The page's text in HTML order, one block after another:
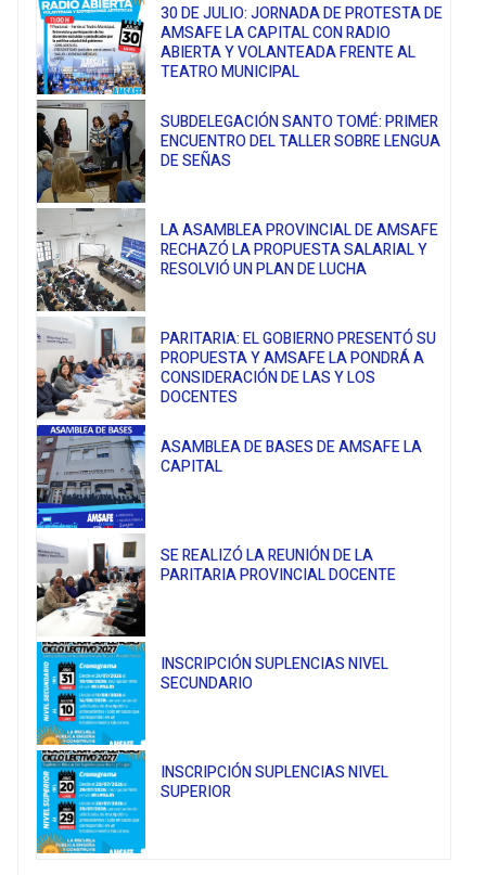
30 DE JULIO: JORNADA DE PROTESTA DE
AMSAFE LA CAPITAL CON RADIO
ABIERTA Y VOLANTEADA FRENTE AL
TEATRO MUNICIPAL
SUBDELEGACIÓN SANTO TOMÉ: PRIMER
ENCUENTRO DEL TALLER SOBRE LENGUA
DE SEÑAS
LA ASAMBLEA PROVINCIAL DE AMSAFE
RECHAZÓ LA PROPUESTA SALARIAL Y
RESOLVIÓ UN PLAN DE LUCHA
PARITARIA: EL GOBIERNO PRESENTÓ SU
PROPUESTA Y AMSAFE LA PONDRÁ A
CONSIDERACIÓN DE LAS Y LOS
DOCENTES
ASAMBLEA DE BASES DE AMSAFE LA
CAPITAL
SE REALIZÓ LA REUNIÓN DE LA
PARITARIA PROVINCIAL DOCENTE
INSCRIPCIÓN SUPLENCIAS NIVEL
SECUNDARIO
INSCRIPCIÓN SUPLENCIAS NIVEL
SUPERIOR